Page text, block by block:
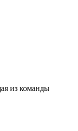
из команды